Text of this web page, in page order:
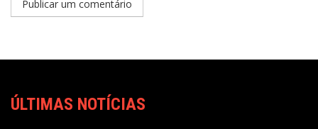
ÚLTIMAS NOTÍCIAS